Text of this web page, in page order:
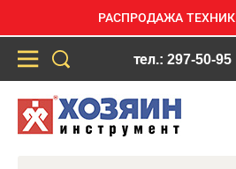
РАСПРОДАЖА
тел.: 297-50-95